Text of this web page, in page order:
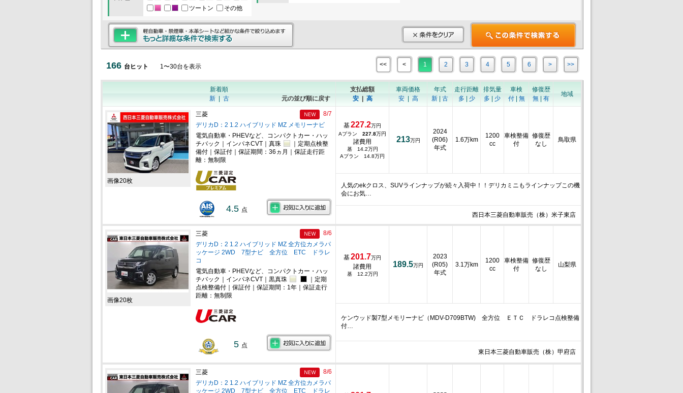
ツートン
その他
166 台ヒット 1〜30台を表示 << < 1 2 3 4 5 6 > >>
新着順
新| 古 元の並び順に戻す
支払総額
安| 高
車両価格
安| 高
年式
新
古
走行距離
多
少
排気量
多
少
車検
付| 無
修復歴
無
有
地域
画像20枚
三菱
デリカD：2 1.2 ハイブリッド MZ メモリーナビ
8/7
電気自動車・PHEVなど、コンパクトカー・ハッ
チバック｜インパネCVT｜真珠
｜定期点検整
備付｜保証付｜保証期間：36ヵ月｜保証走行距
離：無制限
4.5 点
基227.2万円
Aプラン 227.8万円
諸費用
基 14.2万円
Aプラン 14.8万円
213万円
2024
(R06)
年式
1.6万km
1200
cc
車検整備
付
修復歴
なし
鳥取県
人気のekクロス、SUVラインナップが続々入荷中！！デリカミニもラインナップこの機
会にお気…
西日本三菱自動車販売（株）米子東店
画像20枚
三菱
デリカD：2 1.2 ハイブリッド MZ 全方位カメラパ
ッケージ 2WD 7型ナビ 全方位 ETC ドラレ
コ
8/6
電気自動車・PHEVなど、コンパクトカー・ハッ
チバック｜インパネCVT｜黒真珠
｜定期
点検整備付｜保証付｜保証期間：1年｜保証走行
距離：無制限
5 点
基201.7万円
諸費用
基 12.2万円
189.5万円
2023
(R05)
年式
3.1万km
1200
cc
車検整備
付
修復歴
なし
山梨県
ケンウッド製7型メモリーナビ（MDV-D709BTW) 全方位 ＥＴＣ ドラレコ点検整備
付…
東日本三菱自動車販売（株）甲府店
三菱
デリカD：2 1.2 ハイブリッド MZ 全方位カメラパ
ッケージ 2WD 7型ナビ 全方位 ETC ドラレ
8/6